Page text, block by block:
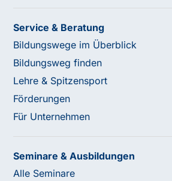
Service & Beratung
Bildungswege im Überblick
Bildungsweg finden
Lehre & Spitzensport
Förderungen
Für Unternehmen
Seminare & Ausbildungen
Alle Seminare